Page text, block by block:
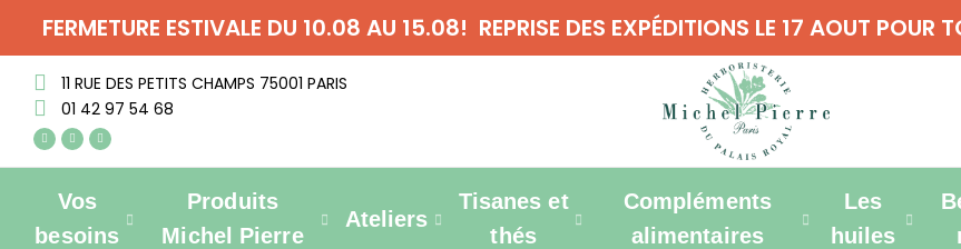
FERMETURE ESTIVALE DU 10.08 AU 15.08! REPRISE DES EXPÉDITIONS LE 17 AOUT
11 RUE DES PETITS CHAMPS 75001 PARIS
01 42 97 54 68
Vos
besoins
Produits
Michel Pierre
Ateliers
Tisanes et
thés
Compléments
alimentaires
Les
huiles